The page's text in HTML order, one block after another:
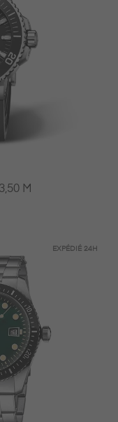
M
EXPÉDIÉ24H